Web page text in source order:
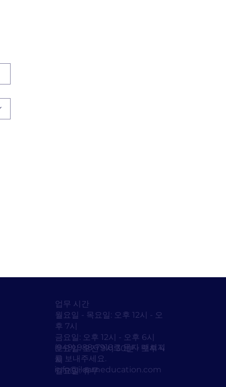
업무 시간
월요일 - 목요일: 오후 12시 - 오
후 7시
금요일: 오후 12시 - 오후 6시
토요일: 오전 9시 30분 - 오후 4
시
일요일: 휴무
(949) 988-7918로 문자 메시지
를 보내주세요.
info@ilearneducation.com